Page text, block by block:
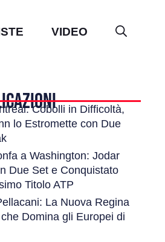
VIDEO
Cobolli in Difficoltà,
lo Estromette con Due
a Washington: Jodar
Due Set e Conquistato
Titolo ATP
La Nuova Regina
Domina gli Europei di